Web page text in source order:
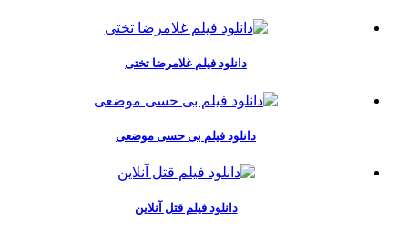
دانلود فیلم غلامرضا تختی
دانلود فیلم بی حسی موضعی
دانلود فیلم قتل آنلاین